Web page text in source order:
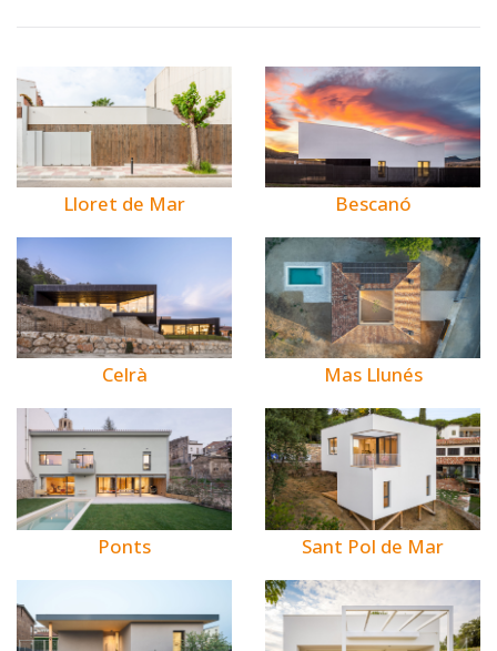
Lloret de Mar Bescanó
Celrà Mas Llunés
Ponts Sant Pol de Mar